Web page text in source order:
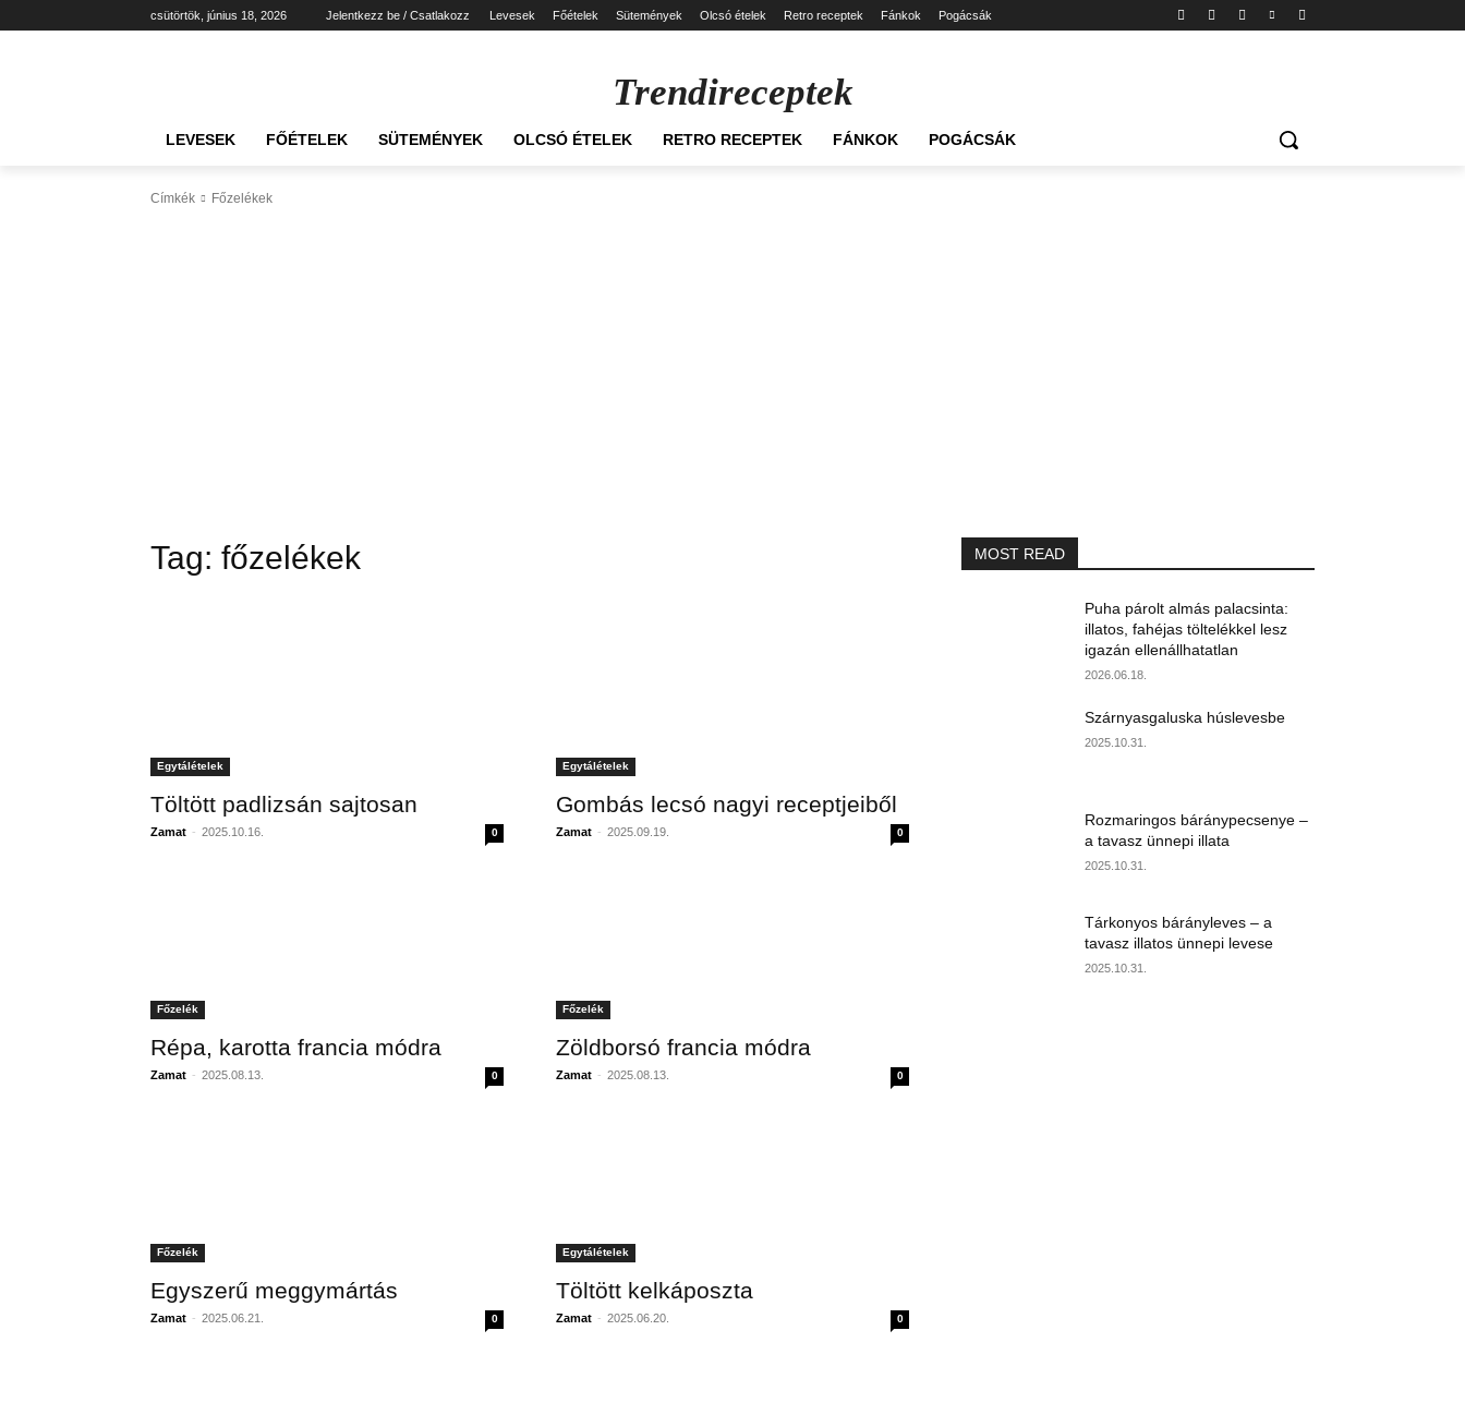
csütörtök, június 18, 2026 Jelentkezz be / Csatlakozz Levesek Főételek Sütemények Olcsó ételek Retro receptek Fánkok Pogácsák
Trendireceptek
LEVESEK FŐÉTELEK SÜTEMÉNYEK OLCSÓ ÉTELEK RETRO RECEPTEK FÁNKOK POGÁCSÁK
Címkék Főzelékek
Tag: főzelékek
Egytálételek
Töltött padlizsán sajtosan
Zamat - 2025.10.16. 0
Egytálételek
Gombás lecsó nagyi receptjeiből
Zamat - 2025.09.19. 0
Főzelék
Répa, karotta francia módra
Zamat - 2025.08.13. 0
Főzelék
Zöldborsó francia módra
Zamat - 2025.08.13. 0
Főzelék
Egyszerű meggymártás
Zamat - 2025.06.21. 0
Egytálételek
Töltött kelkáposzta
Zamat - 2025.06.20. 0
MOST READ
Puha párolt almás palacsinta:
illatos, fahéjas töltelékkel lesz
igazán ellenállhatatlan
2026.06.18.
Szárnyasgaluska húslevesbe
2025.10.31.
Rozmaringos báránypecsenye –
a tavasz ünnepi illata
2025.10.31.
Tárkonyos bárányleves – a
tavasz illatos ünnepi levese
2025.10.31.